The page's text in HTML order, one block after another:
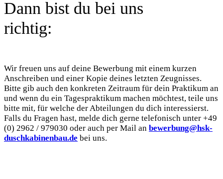
Dann bist du bei uns
richtig:
Wir freuen uns auf deine Bewerbung mit einem kurzen
Anschreiben und einer Kopie deines letzten Zeugnisses.
Bitte gib auch den konkreten Zeitraum für dein Praktikum an
und wenn du ein Tagespraktikum machen möchtest, teile uns
bitte mit, für welche der Abteilungen du dich interessierst.
Falls du Fragen hast, melde dich gerne telefonisch unter +49
(0) 2962 / 979030 oder auch per Mail an bewerbung@hsk-
duschkabinenbau.de bei uns.